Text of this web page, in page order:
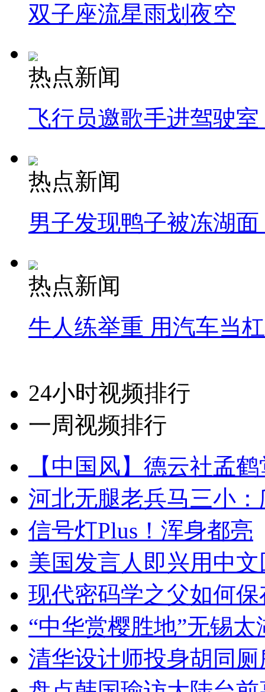
双子座流星雨划夜空
热点新闻
飞行员邀歌手进驾驶
热点新闻
男子发现鸭子被冻湖
热点新闻
牛人练举重 用汽车当
24小时视频排行
一周视频排行
【中国风】德云社孟
河北无腿老兵马三小
信号灯Plus！浑身都亮
美国发言人即兴用中
现代密码学之父如何
“中华赏樱胜地”无锡
清华设计师投身胡同